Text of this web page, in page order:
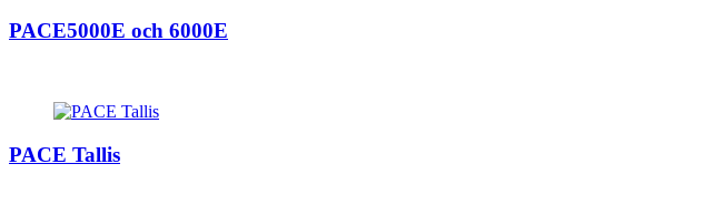
PACE5000E och 6000E
PACE Tallis